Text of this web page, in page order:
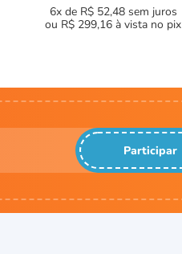
6x de R$ 52,48 sem juros
ou R$ 299,16 à vista no pix
Participar